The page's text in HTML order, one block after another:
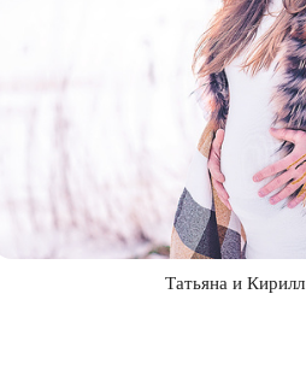
Татьяна и Кирилл